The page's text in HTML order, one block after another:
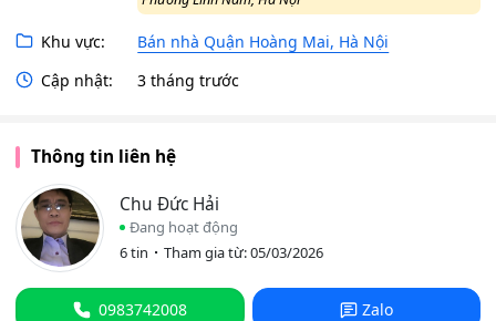
Khu vực:
Bán nhà Quận Hoàng Mai, Hà Nội
Cập nhật:
3 tháng trước
Thông tin liên hệ
Chu Đức Hải
Đang hoạt động
6 tin
Tham gia từ: 05/03/2026
0983742008 Zalo